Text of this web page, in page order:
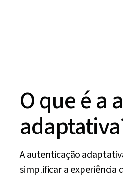
O que é a
A autenticação
simplificar a experiência